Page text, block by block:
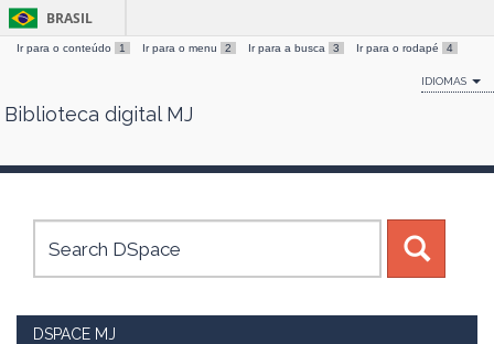
Skip
BRASIL
Ir para o conteúdo 1 Ir para o menu 2 Ir para a busca 3 Ir para o rodapé 4
IDIOMAS
Biblioteca digital MJ
DSPACE MJ